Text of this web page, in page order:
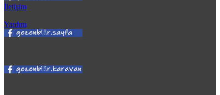
İletişim
Yardım